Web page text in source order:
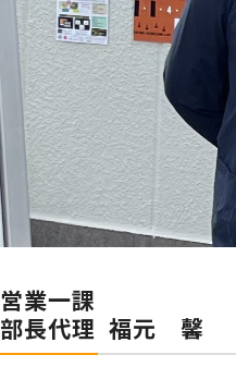
営業一課
部長代理 福元 馨